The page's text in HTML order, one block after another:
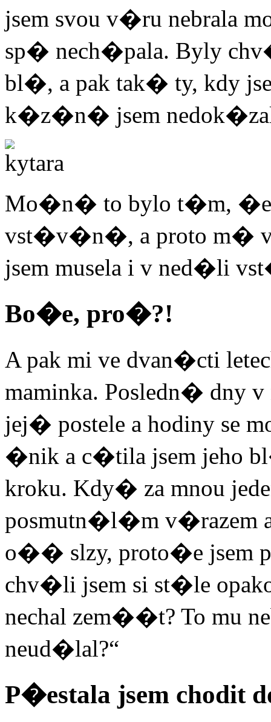
jsem svou v�ru nebrala
sp� nech�pala. Byly
bl�, a pak tak� ty, kdy
k�z�n� jsem
Mo�n� to bylo t�m, �e
vst�v�n�, a proto m�
jsem musela i v ned�li
Bo�e, pro�?!
A pak mi ve dvan�cti
maminka. Posledn� dny
jej� postele a hodiny se
�nik a c�tila jsem jeho
kroku. Kdy� za mnou
posmutn�l�m v�razem
o�� slzy, proto�e jsem
chv�li jsem si st�le
nechal zem��t? To mu
neud�lal?“
P�estala jsem chodit